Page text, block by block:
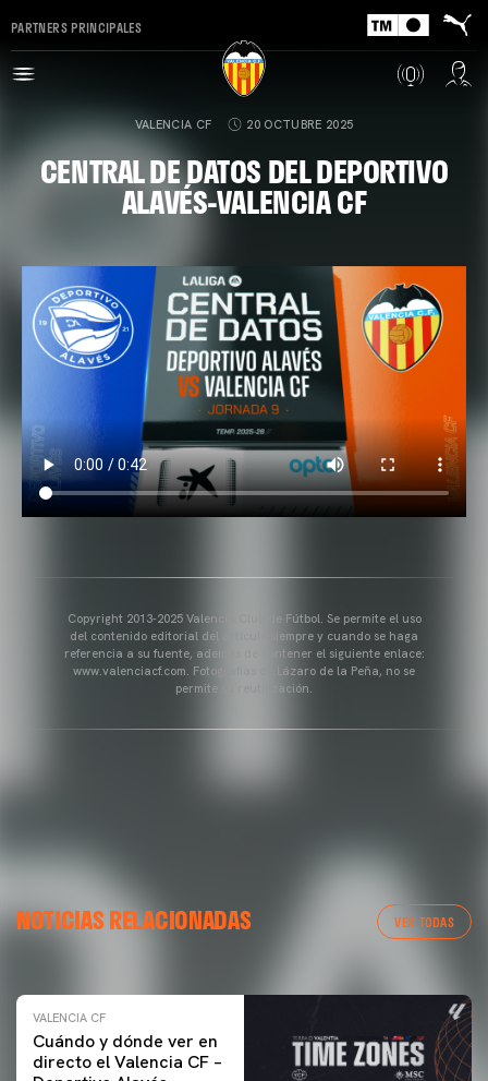
PARTNERS PRINCIPALES
VALENCIA CF 20 OCTUBRE 2025
CENTRAL DE DATOS DEL DEPORTIVO
ALAVÉS-VALENCIA CF
Copyright 2013-2025 Valencia Club de Fútbol. Se permite el uso
del contenido editorial del artículo siempre y cuando se haga
referencia a su fuente, además de contener el siguiente enlace:
www.valenciacf.com. Fotografías de Lázaro de la Peña, no se
permite su reutilización.
NOTICIAS RELACIONADAS VER TODAS
ENTRENAMIENTO DEL VALENCIA CF 04/03/26
VALENCIA CF
Cuándo y dónde ver en
directo el Valencia CF –